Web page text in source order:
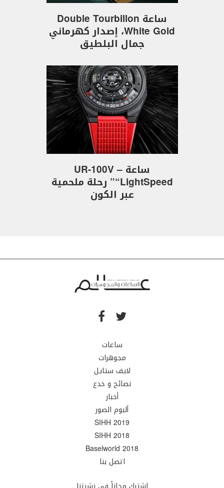
ساعة Double Tourbillon
White Gold، إصدار كهرماني
جمال البلطيق
ساعة UR-100V –
“LightSpeed” رحلة ملحمية
عبر الكون
ساعات
مجوهرات
لايف ستايل
نصائح و خدع
أخبار
ألبوم الصور
SIHH 2019
SIHH 2018
Baselworld 2018
اتصل بنا